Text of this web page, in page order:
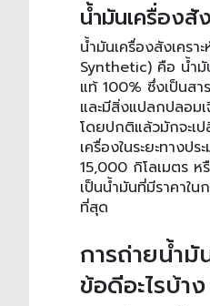
น้ำมันเครื่องสั
น้ำมันเครื่องสังเครา
Synthetic) คือ น้ำมั
แท้ 100% ซึ่งเป็นสา
และมีสิ่งแปลกปลอม
โดยปกติแล้วมักจะเ
เครื่องในระยะทางป
15,000 กิโลเมตร
เป็นน้ำมันที่มีราคาใ
ที่สุด
การถ่ายน้ำ
ข้อดีอะไรบ้าง